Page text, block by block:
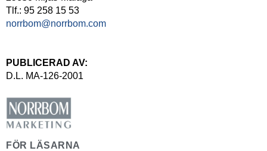
Tlf.: 95 258 15 53
norrbom@norrbom.com
PUBLICERAD AV:
D.L. MA-126-2001
FÖR LÄSARNA